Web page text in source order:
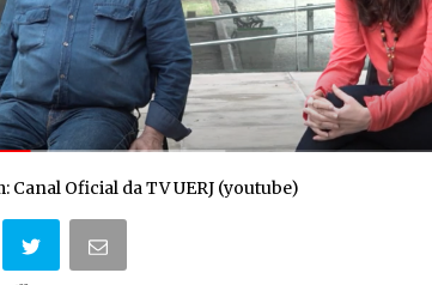
Canal Oficial da TV UERJ (youtube)